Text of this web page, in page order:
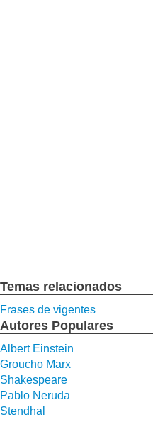
Temas relacionados
Frases de vigentes
Autores Populares
Albert Einstein
Groucho Marx
Shakespeare
Pablo Neruda
Stendhal